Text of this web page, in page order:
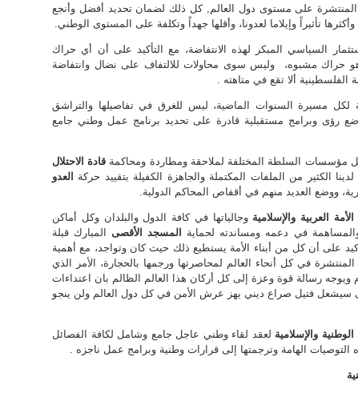
المنتشرة على مستوى دول العالم, كل ذلك لضمان تحديد أفضل وأنجع
تأثيراً وإيلاما لعدونا، وأقلها جهداً وتكلفة على المستوى الوطني.
السياسي المبكر لهذه الانتفاضة، مع التأكيد على أن أي حراك
حراك مشبوه، وليس سوى محاولات للالتفاف على نضال وانتفاضة
ألا تقع في متاهته .
لكل مسيرة السنوات الماضية، ليس للغرق في تفاصيلها والتراشق
رؤى وبرامج مستقبلية قادرة على تحديد برنامج عمل وطني جامع
مؤسسات السلطة المختلفة لملاحقة ومطاردة ومحاكمة قادة الاحتلال
الكثير من الملفات المكتملة والجاهزة الكفيلة بتقييد حركة
العدو
ووضع العديد منهم في أقفاص المحاكم الدولية.
الأمة العربية والإسلامية وجالياتها في كافة الدول والبلدان وكل أماكن
والمساهمة في دعمه ومساندته لحماية
المسجد الأقصىالمبارك قبلة
على أن كل من أبناء الأمة يستطيع ذلك حيث كان وتواجد، مع أهمية
المنتشرة في كل أنحاء العالم لمحاصرتها ورجمها بالحجارة، الأمر الذي
رسالة قوة وعزة إلى كل أركان هذا العالم الظالم بان اعتداءات
سيشعل فتيل صراع ديني يهز عرش الأمن في كل دول العالم ولن ينجو
الوطنية والإسلامية لعقد لقاء وطني عاجل جامع وشامل لكافة الفصائل
التوصيات الهامة وترجمتها إلى قرارات وطنية وبرامج عمل ناجزه .